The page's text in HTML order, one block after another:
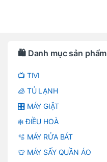
🛍️ Danh mục sản phẩm
📺 TIVI
🧊 TỦ LẠNH
🎛️ MÁY GIẶT
❄️ ĐIỀU HOÀ
🫧 MÁY RỬA BÁT
👕 MÁY SẤY QUẦN ÁO